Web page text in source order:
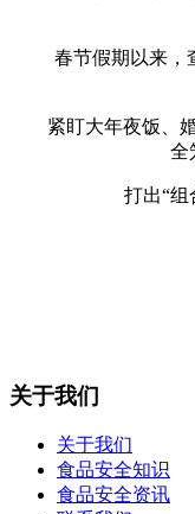
春节假期以来，查
紧盯大年夜饭、婚
全
打出“组合
关于我们
关于我们
食品安全知识
食品安全资讯